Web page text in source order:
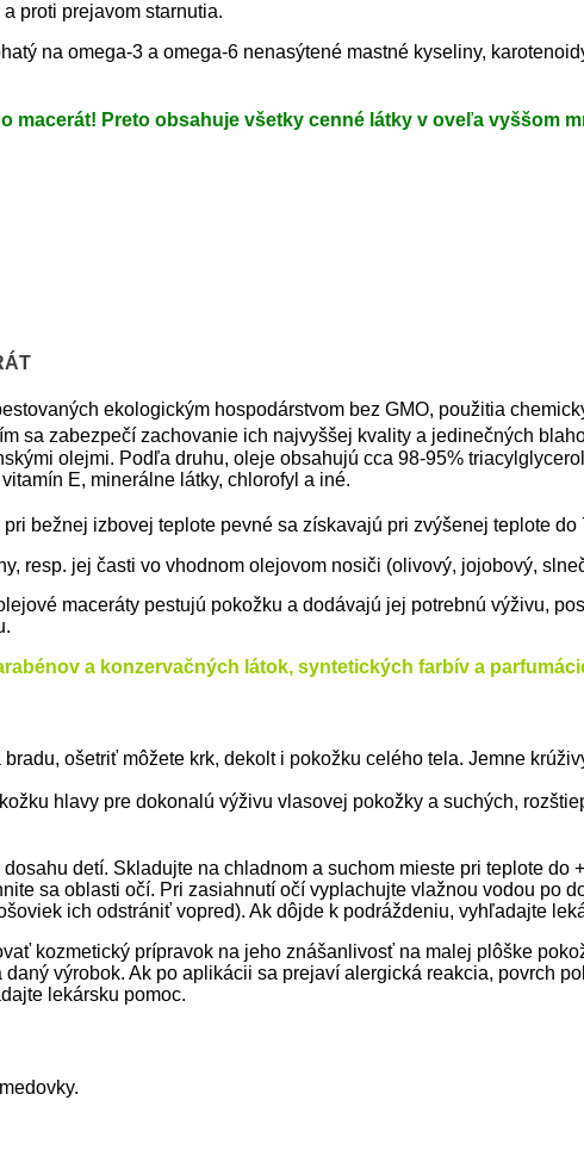
proti prejavom starnutia.
na omega-3 a omega-6 nenasýtené mastné kyseliny,
macerát! Preto obsahuje všetky cenné látky v oveľa vyššom
ekologickým hospodárstvom bez GMO, použitia
sa zabezpečí zachovanie ich najvyššej kvality a jedinečných
olejmi. Podľa druhu, oleje obsahujú cca 98-95%
E, minerálne látky, chlorofyl a iné.
bežnej izbovej teplote pevné sa získavajú pri zvýšenej teplote do
resp. jej časti vo vhodnom olejovom nosiči (olivový, jojobový,
maceráty pestujú pokožku a dodávajú jej potrebnú výživu,
a konzervačných látok, syntetických farbív a
ošetriť môžete krk, dekolt i pokožku celého tela. Jemne
hlavy pre dokonalú výživu vlasovej pokožky a suchých,
detí. Skladujte na chladnom a suchom mieste pri teplote do
sa oblasti očí. Pri zasiahnutí očí vyplachujte vlažnou vodou po
ich odstrániť vopred). Ak dôjde k podráždeniu, vyhľadajte
kozmetický prípravok na jeho znášanlivosť na malej plôške
výrobok. Ak po aplikácii sa prejaví alergická reakcia, povrch
lekársku pomoc.